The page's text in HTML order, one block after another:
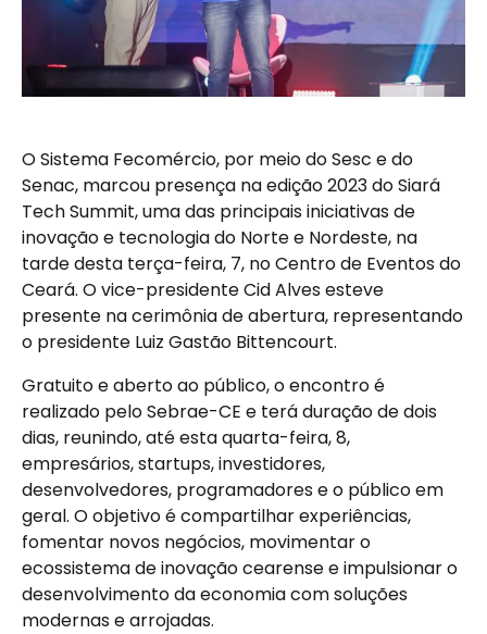
O Sistema Fecomércio, por meio do Sesc e do
Senac, marcou presença na edição 2023 do Siará
Tech Summit, uma das principais iniciativas de
inovação e tecnologia do Norte e Nordeste, na
tarde desta terça-feira, 7, no Centro de Eventos do
Ceará. O vice-presidente Cid Alves esteve
presente na cerimônia de abertura, representando
o presidente Luiz Gastão Bittencourt.
Gratuito e aberto ao público, o encontro é
realizado pelo Sebrae-CE e terá duração de dois
dias, reunindo, até esta quarta-feira, 8,
empresários, startups, investidores,
desenvolvedores, programadores e o público em
geral. O objetivo é compartilhar experiências,
fomentar novos negócios, movimentar o
ecossistema de inovação cearense e impulsionar o
desenvolvimento da economia com soluções
modernas e arrojadas.